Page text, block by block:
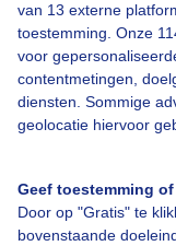
van 13 externe
toestemming. Onze
voor
contentmetingen,
diensten. Sommige
geolocatie hiervoor
Geef toestemming
Door op "Gratis" te
bovenstaande
Over
Bedrijfsgegevens
Veelgestelde
Toegankelijkheid